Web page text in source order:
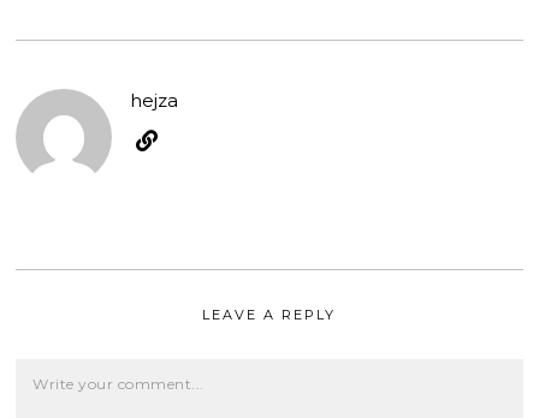
hejza
LEAVE A REPLY